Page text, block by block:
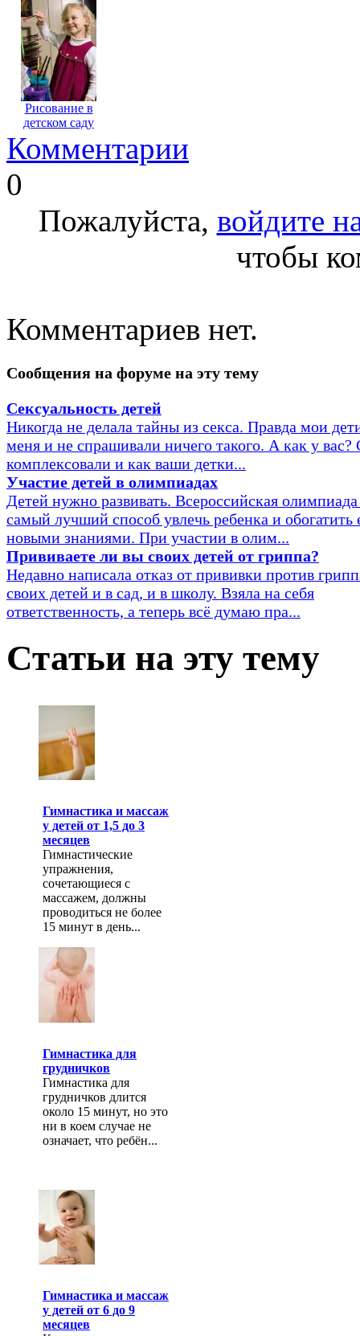
Рисование в
детском саду
Комментарии
0
Пожалуйста, войдите
чтобы
Комментариев нет.
Сообщения на форуме на эту тему
Сексуальность детей
Никогда не делала тайны из секса. Правда мои
меня и не спрашивали ничего такого. А как у вас?
комплексовали и как ваши детки...
Участие детей в олимпиадах
Детей нужно развивать. Всероссийская
самый лучший способ увлечь ребенка и обогатить
новыми знаниями. При участии в олим...
Прививаете ли вы своих детей от гриппа?
Недавно написала отказ от прививки против
своих детей и в сад, и в школу. Взяла на себя
ответственность, а теперь всё думаю пра...
Статьи на эту тему
Гимнастика и массаж
у детей от 1,5 до 3
месяцев
Гимнастические
упражнения,
сочетающиеся с
массажем, должны
проводиться не более
15 минут в день...
Гимнастика для
грудничков
Гимнастика для
грудничков длится
около 15 минут, но это
ни в коем случае не
означает, что ребён...
Гимнастика и массаж
у детей от 6 до 9
месяцев